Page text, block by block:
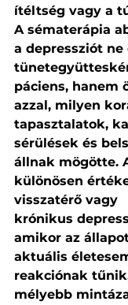
ítéltség vagy a
A sématerápia
a depressziót ne
páciens, hanem
azzal, milyen
tapasztalatok,
sérülések és
állnak mögötte.
különösen
visszatérő vagy
krónikus
amikor az
aktuális
reakciónak
mélyebb